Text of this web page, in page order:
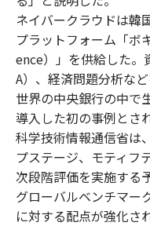
ネイバークラウドは韓
プラットフォーム「
ence）」を供給した。
A）、経済問題分析な
世界の中央銀行の中で
導入した初の事例とさ
科学技術情報通信省は
プステージ、モティフ
次段階評価を実施する
グローバルベンチマー
に対する配点が強化さ